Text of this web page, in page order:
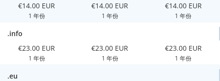
€14.00 EUR
1 年份
€14.00 EUR
1 年份
€14.00 EUR
1 年份
.info
€23.00 EUR
1 年份
€23.00 EUR
1 年份
€23.00 EUR
1 年份
.eu